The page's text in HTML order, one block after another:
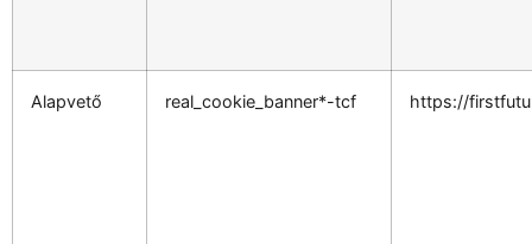
Alapvető real_cookie_banner*-tcf https://